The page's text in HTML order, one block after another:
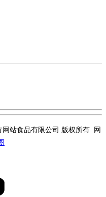
网站食品有限公司 版权所有 网